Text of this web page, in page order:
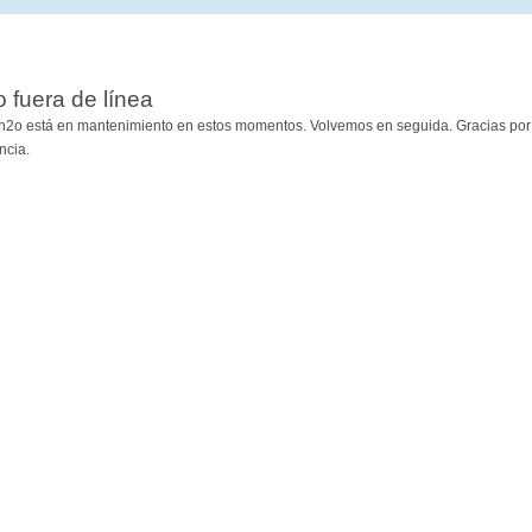
fuera de línea
está en mantenimiento en estos momentos. Volvemos en seguida. Gracias